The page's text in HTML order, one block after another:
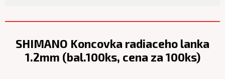
SHIMANO Koncovka radiaceho lanka
1.2mm (bal.100ks, cena za 100ks)